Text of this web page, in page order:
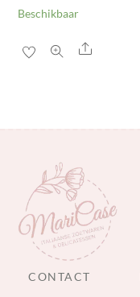
Beschikbaar
Share
CONTACT